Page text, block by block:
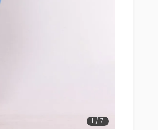
1 /7